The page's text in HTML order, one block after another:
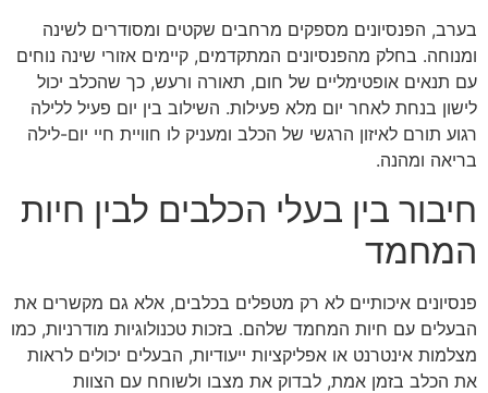
בערב, הפנסיונים מספקים מרחבים שקטים ומסודרים לשינה
ומנוחה. בחלק מהפנסיונים המתקדמים, קיימים אזורי שינה נוחים
עם תנאים אופטימליים של חום, תאורה ורעש, כך שהכלב יכול
לישון בנחת לאחר יום מלא פעילות. השילוב בין יום פעיל ללילה
רגוע תורם לאיזון הרגשי של הכלב ומעניק לו חוויית חיי יום-לילה
בריאה ומהנה.
חיבור בין בעלי הכלבים לבין חיות
המחמד
פנסיונים איכותיים לא רק מטפלים בכלבים, אלא גם מקשרים את
הבעלים עם חיות המחמד שלהם. בזכות טכנולוגיות מודרניות, כמו
מצלמות אינטרנט או אפליקציות ייעודיות, הבעלים יכולים לראות
את הכלב בזמן אמת, לבדוק את מצבו ולשוחח עם הצוות